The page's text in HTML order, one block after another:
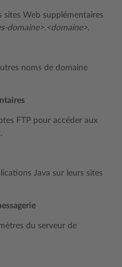
sites Web supplémentaires
domaine>.<domaine>.
noms de domaine
FTP pour accéder aux
Java sur leurs sites
du serveur de